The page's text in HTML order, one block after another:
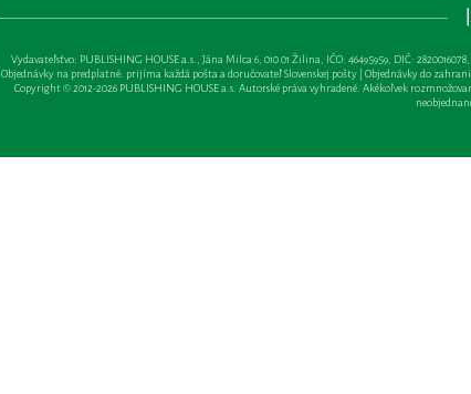
Vydavateľsťvo: PUBLISHING HOUSE a.s., Jána Milca 6, 010 01 Žilina, IČO: 46495959, DIČ:
Objednávky na predplatné: prijíma každá pošta a doručovateľ Slovenskej pošty | Objednávky do
Copyright © 2012-2026 PUBLISHING HOUSE a.s. Autorské práva vyhradené. Akékoľvek